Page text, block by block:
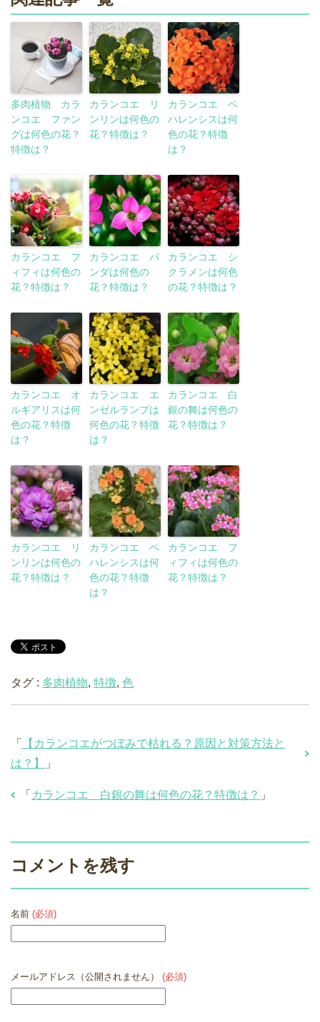
多肉植物 カラ
ンコエ ファン
グは何色の花？
特徴は？
カランコエ リ
ンリンは何色の
花？特徴は？
カランコエ ベ
ハレンシスは何
色の花？特徴
は？
カランコエ フ
ィフィは何色の
花？特徴は？
カランコエ パ
ンダは何色の
花？特徴は？
カランコエ シ
クラメンは何色
の花？特徴は？
カランコエ オ
ルギアリスは何
色の花？特徴
は？
カランコエ エ
ンゼルランプは
何色の花？特徴
は？
カランコエ 白
銀の舞は何色の
花？特徴は？
カランコエ リ
ンリンは何色の
花？特徴は？
カランコエ ベ
ハレンシスは何
色の花？特徴
は？
カランコエ フ
ィフィは何色の
花？特徴は？
タグ : 多肉植物, 特徴, 色
「
【カランコエがつぼみで枯れる？原因と対策方法と
は？】
」
「 カランコエ 白銀の舞は何色の花？特徴は？ 」
コメントを残す
名前 (必須)
メールアドレス（公開されません） (必須)